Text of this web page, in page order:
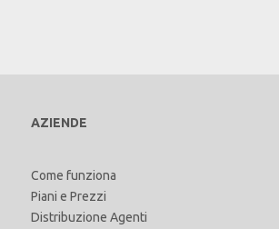
AZIENDE
Come funziona
Piani e Prezzi
Distribuzione Agenti